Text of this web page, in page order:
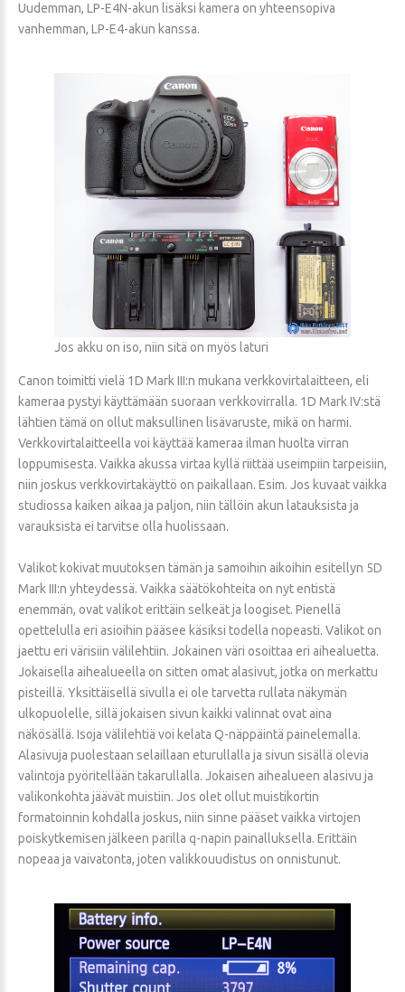
Uudemman, LP-E4N-akun lisäksi kamera on yhteensopiva
vanhemman, LP-E4-akun kanssa.
Jos akku on iso, niin sitä on myös laturi
Canon toimitti vielä 1D Mark III:n mukana verkkovirtalaitteen, eli
kameraa pystyi käyttämään suoraan verkkovirralla. 1D Mark IV:stä
lähtien tämä on ollut maksullinen lisävaruste, mikä on harmi.
Verkkovirtalaitteella voi käyttää kameraa ilman huolta virran
loppumisesta. Vaikka akussa virtaa kyllä riittää useimpiin tarpeisiin,
niin joskus verkkovirtakäyttö on paikallaan. Esim. Jos kuvaat vaikka
studiossa kaiken aikaa ja paljon, niin tällöin akun latauksista ja
varauksista ei tarvitse olla huolissaan.
Valikot kokivat muutoksen tämän ja samoihin aikoihin esitellyn 5D
Mark III:n yhteydessä. Vaikka säätökohteita on nyt entistä
enemmän, ovat valikot erittäin selkeät ja loogiset. Pienellä
opettelulla eri asioihin pääsee käsiksi todella nopeasti. Valikot on
jaettu eri värisiin välilehtiin. Jokainen väri osoittaa eri aihealuetta.
Jokaisella aihealueella on sitten omat alasivut, jotka on merkattu
pisteillä. Yksittäisellä sivulla ei ole tarvetta rullata näkymän
ulkopuolelle, sillä jokaisen sivun kaikki valinnat ovat aina
näkösällä. Isoja välilehtiä voi kelata Q-näppäintä painelemalla.
Alasivuja puolestaan selaillaan eturullalla ja sivun sisällä olevia
valintoja pyöritellään takarullalla. Jokaisen aihealueen alasivu ja
valikonkohta jäävät muistiin. Jos olet ollut muistikortin
formatoinnin kohdalla joskus, niin sinne pääset vaikka virtojen
poiskytkemisen jälkeen parilla q-napin painalluksella. Erittäin
nopeaa ja vaivatonta, joten valikkouudistus on onnistunut.